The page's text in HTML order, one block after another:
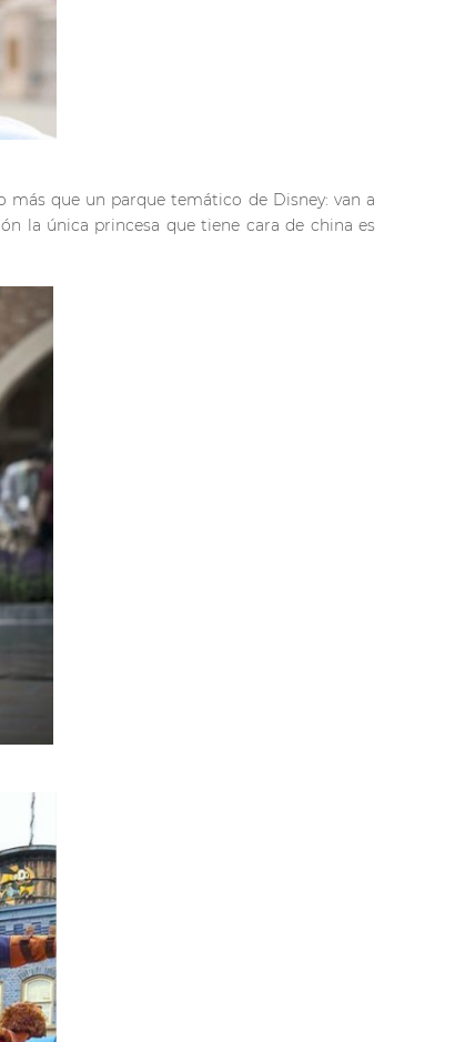
más que un parque temático de Disney: van a
la única princesa que tiene cara de china es